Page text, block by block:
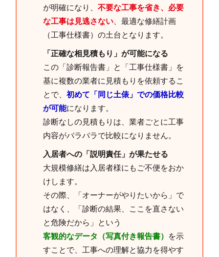
が明確になり、不要な工事を省き、必要
な工事は見逃さない、最適な修繕計画
（工事仕様書）の土台となります。
「正確な相見積もり」が可能になる
この「診断報告書」と「工事仕様書」を
基に複数の業者に見積もりを依頼するこ
とで、初めて「同じ土俵」での価格比較
が可能になります。
診断なしの見積もりは、業者ごとに工事
内容がバラバラで比較になりません。
入居者への「説明責任」が果たせる
大規模修繕は入居者様にもご不便をおか
けします。
その際、「オーナーがやりたいから」で
はなく、「診断の結果、ここを直さない
と危険だから」という
客観的なデータ（写真付き報告書） を示
すことで、工事への理解と協力を得やす